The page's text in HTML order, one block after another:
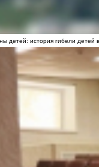
детей: история гибели детей